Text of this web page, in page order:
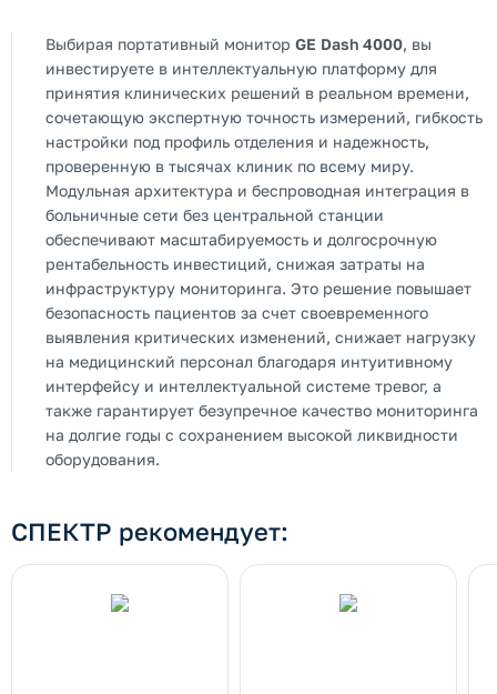
Выбирая портативный монитор GE Dash 4000, вы
инвестируете в интеллектуальную платформу для
принятия клинических решений в реальном времени,
сочетающую экспертную точность измерений, гибкость
настройки под профиль отделения и надежность,
проверенную в тысячах клиник по всему миру.
Модульная архитектура и беспроводная интеграция в
больничные сети без центральной станции
обеспечивают масштабируемость и долгосрочную
рентабельность инвестиций, снижая затраты на
инфраструктуру мониторинга. Это решение повышает
безопасность пациентов за счет своевременного
выявления критических изменений, снижает нагрузку
на медицинский персонал благодаря интуитивному
интерфейсу и интеллектуальной системе тревог, а
также гарантирует безупречное качество мониторинга
на долгие годы с сохранением высокой ликвидности
оборудования.
СПЕКТР рекомендует: